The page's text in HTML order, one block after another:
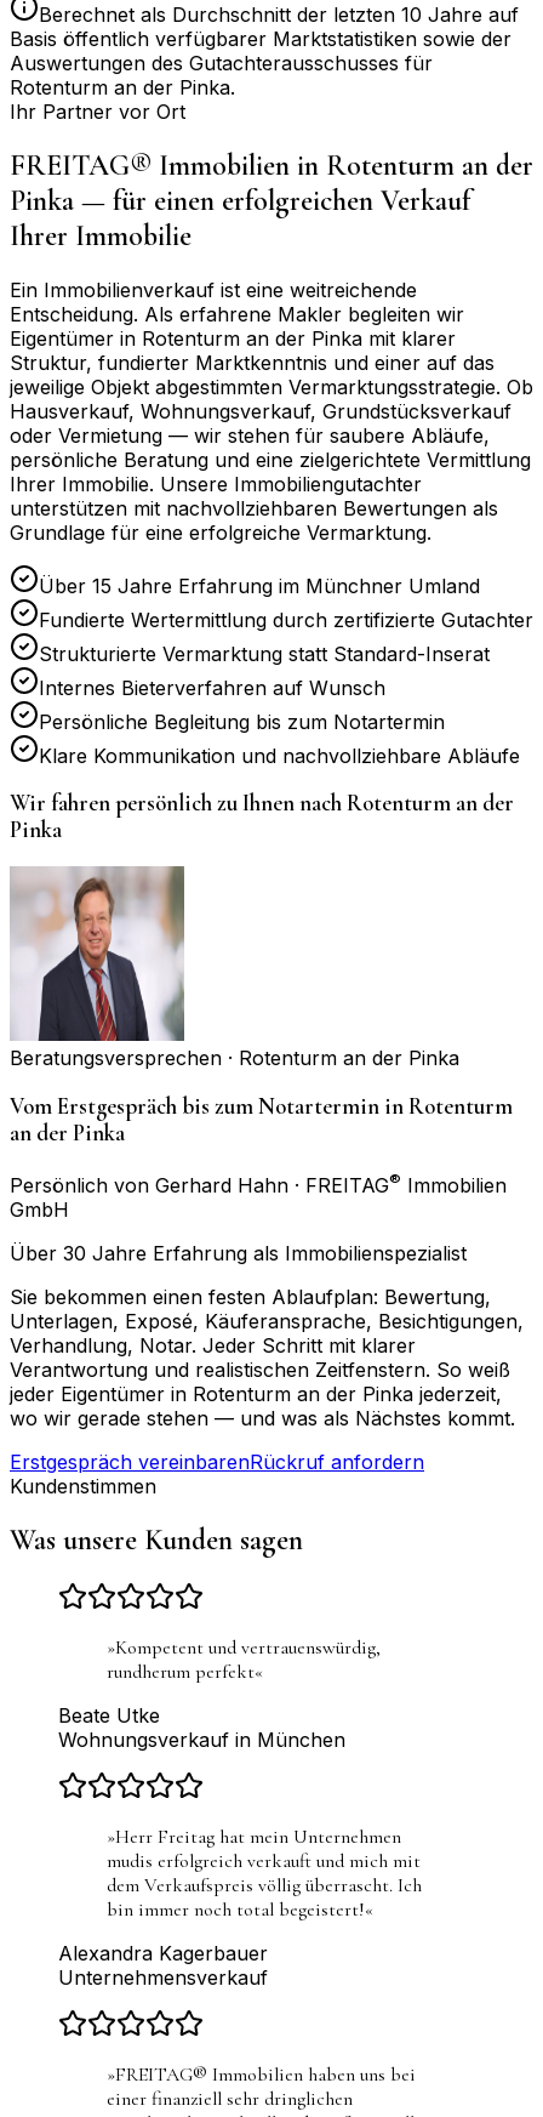
Berechnet als Durchschnitt der letzten 10 Jahre auf
Basis öffentlich verfügbarer Marktstatistiken sowie der
Auswertungen des Gutachterausschusses für
Rotenturm an der Pinka.
Ihr Partner vor Ort
FREITAG® Immobilien in Rotenturm an der
Pinka — für einen erfolgreichen Verkauf
Ihrer Immobilie
Ein Immobilienverkauf ist eine weitreichende
Entscheidung. Als erfahrene Makler begleiten wir
Eigentümer in Rotenturm an der Pinka mit klarer
Struktur, fundierter Marktkenntnis und einer auf das
jeweilige Objekt abgestimmten Vermarktungsstrategie. Ob
Hausverkauf, Wohnungsverkauf, Grundstücksverkauf
oder Vermietung — wir stehen für saubere Abläufe,
persönliche Beratung und eine zielgerichtete Vermittlung
Ihrer Immobilie. Unsere Immobiliengutachter
unterstützen mit nachvollziehbaren Bewertungen als
Grundlage für eine erfolgreiche Vermarktung.
Über 15 Jahre Erfahrung im Münchner Umland
Fundierte Wertermittlung durch zertifizierte Gutachter
Strukturierte Vermarktung statt Standard-Inserat
Internes Bieterverfahren auf Wunsch
Persönliche Begleitung bis zum Notartermin
Klare Kommunikation und nachvollziehbare Abläufe
Wir fahren persönlich zu Ihnen nachRotenturm an der
Pinka
Beratungsversprechen · Rotenturm an der Pinka
Vom Erstgespräch bis zum Notartermin in Rotenturm
an der Pinka
Persönlich von Gerhard Hahn · FREITAG® Immobilien
GmbH
Über 30 Jahre Erfahrung als Immobilienspezialist
Sie bekommen einen festen Ablaufplan: Bewertung,
Unterlagen, Exposé, Käuferansprache, Besichtigungen,
Verhandlung, Notar. Jeder Schritt mit klarer
Verantwortung und realistischen Zeitfenstern. So weiß
jeder Eigentümer in Rotenturm an der Pinka jederzeit,
wo wir gerade stehen — und was als Nächstes kommt.
Erstgespräch vereinbarenRückruf anfordern
Kundenstimmen
Was unsere Kunden sagen
»Kompetent und vertrauenswürdig,
rundherum perfekt«
Beate Utke
Wohnungsverkauf in München
»Herr Freitag hat mein Unternehmen
mudis erfolgreich verkauft und mich mit
dem Verkaufspreis völlig überrascht. Ich
bin immer noch total begeistert!«
Alexandra Kagerbauer
Unternehmensverkauf
»FREITAG® Immobilien haben uns bei
einer finanziell sehr dringlichen